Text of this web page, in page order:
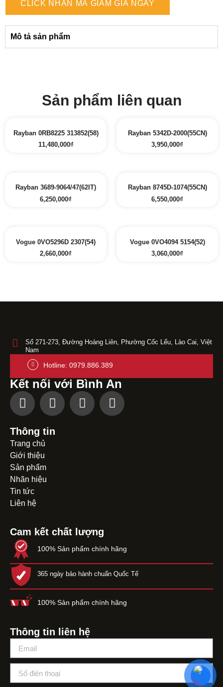
CLICK NHẬN MÃ GIẢM GIÁ NGAY
Mô tả sản phẩm
Sản phẩm liên quan
Rayban 0RB8225 313852(58)
11,480,000₫
Rayban 5342D-2000(55CN)
3,950,000₫
Rayban 3689-9064/47(62IT)
6,250,000₫
Rayban 8745D-1074(55CN)
6,550,000₫
Vogue 0VO5296D 2307(54)
2,660,000₫
Vogue 0VO4094 5154(52)
3,060,000₫
Số 271-273, Đường Hoàng Liên, Phường Cốc Lếu, Lào Cai, Việt
Nam
Hotline: 0979.886.389
Kết nối với Bình An
Thông tin
Trang chủ
Giới thiệu
Sản phẩm
Nhãn hiệu
Tin tức
Liên hệ
Cam kết chất lượng
100% Sản phẩm chính hãng
365 ngày bảo hành chuẩn Quốc Tế
100% Sản phẩm chính hãng
Thông tin liên hệ